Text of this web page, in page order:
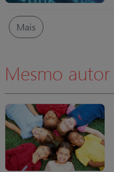
Mais
Mesmo autor